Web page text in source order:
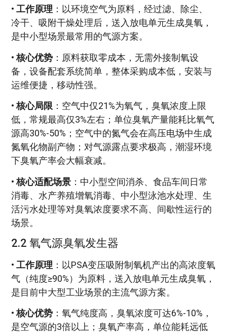
• 工作原理 ：以环境空气为原料，经过滤、除尘、
冷干、吸附干燥处理后，送入放电单元生成臭氧，
是中小型场景最常用的气源方案。
•核心优势 ：原料获取零成本，无需外接制氧设
备，设备配套系统简单，整体采购成本低，安装与
运维便捷，移动性强。
•核心局限 ：空气中仅21%为氧气，臭氧浓度上限
低，常规最高仅3%左右；单位臭氧产量能耗比氧气
源高30%-50%；空气中的氮气会在高压电场中生成
氮氧化物副产物；对气源露点要求极高，潮湿环境
下臭氧产率会大幅衰减。
•核心适配场景 ：中小型空间消杀、食品车间日常
消毒、水产养殖增氧消毒、中小型泳池水处理、生
活污水处理等对臭氧浓度要求不高、间歇性运行的
场景。
2.2 氧气源臭氧发生器
• 工作原理 ：以PSA变压吸附制氧机产出的高浓度氧
气（纯度≥90%）为原料，送入放电单元生成臭氧，
是目前中大型工业场景的主流气源方案。
•核心优势 ：氧气纯度高，臭氧浓度可达6%-10%，
是空气源的3倍以上；臭氧产率高，单位能耗远低